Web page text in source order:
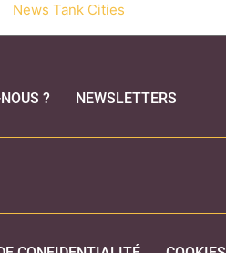
News Tank Cities
? NEWSLETTERS